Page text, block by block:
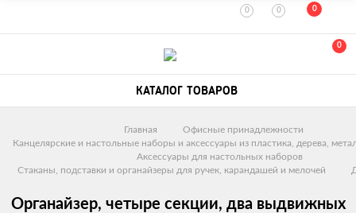
0 0 0
0
КАТАЛОГ ТОВАРОВ
Главная
Офисные принадлежности
Канцелярские и настольные наборы и аксессуары из пластика, дерева,
Аксессуары для настольных наборов
Стаканы, подставки и органайзеры для ручек, карандашей и мелочей
Органайзер, четыре секции, два выдвижных